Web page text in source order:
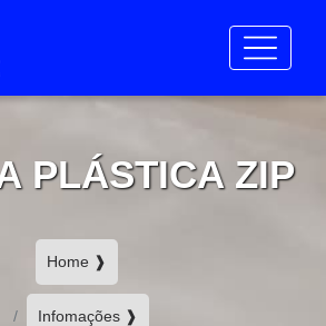
PLÁSTICA ZIP
Home ❱
Infomações ❱